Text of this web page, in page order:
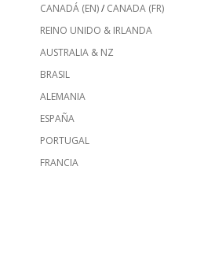
CANADÁ (EN)/ CANADA (FR)
REINO UNIDO & IRLANDA
AUSTRALIA & NZ
BRASIL
ALEMANIA
ESPAÑA
PORTUGAL
FRANCIA